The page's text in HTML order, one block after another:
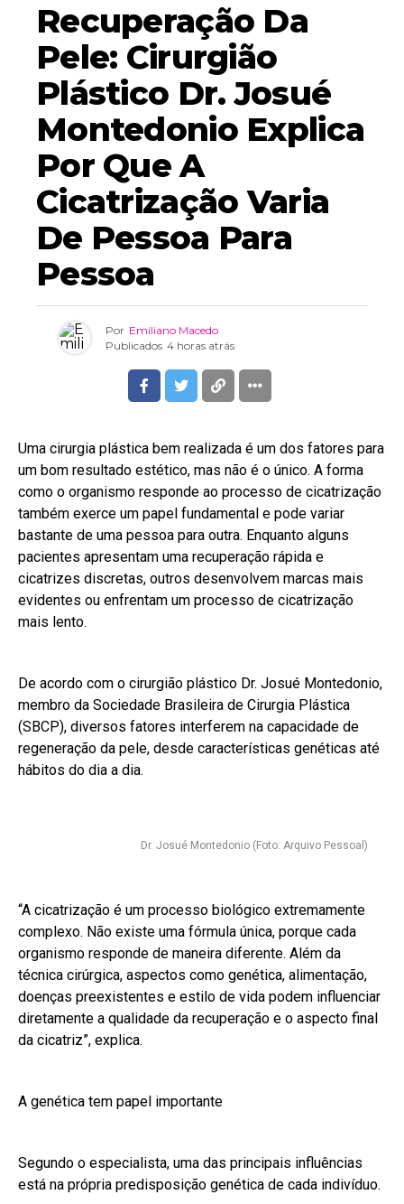
Recuperação Da
Pele: Cirurgião
Plástico Dr. Josué
Montedonio Explica
Por Que A
Cicatrização Varia
De Pessoa Para
Pessoa
Por Emiliano Macedo
Publicados 4 horas atrás
Uma cirurgia plástica bem realizada é um dos fatores para
um bom resultado estético, mas não é o único. A forma
como o organismo responde ao processo de cicatrização
também exerce um papel fundamental e pode variar
bastante de uma pessoa para outra. Enquanto alguns
pacientes apresentam uma recuperação rápida e
cicatrizes discretas, outros desenvolvem marcas mais
evidentes ou enfrentam um processo de cicatrização
mais lento.
De acordo com o cirurgião plástico Dr. Josué Montedonio,
membro da Sociedade Brasileira de Cirurgia Plástica
(SBCP), diversos fatores interferem na capacidade de
regeneração da pele, desde características genéticas até
hábitos do dia a dia.
Dr. Josué Montedonio (Foto: Arquivo Pessoal)
“A cicatrização é um processo biológico extremamente
complexo. Não existe uma fórmula única, porque cada
organismo responde de maneira diferente. Além da
técnica cirúrgica, aspectos como genética, alimentação,
doenças preexistentes e estilo de vida podem influenciar
diretamente a qualidade da recuperação e o aspecto final
da cicatriz”, explica.
A genética tem papel importante
Segundo o especialista, uma das principais influências
está na própria predisposição genética de cada indivíduo.